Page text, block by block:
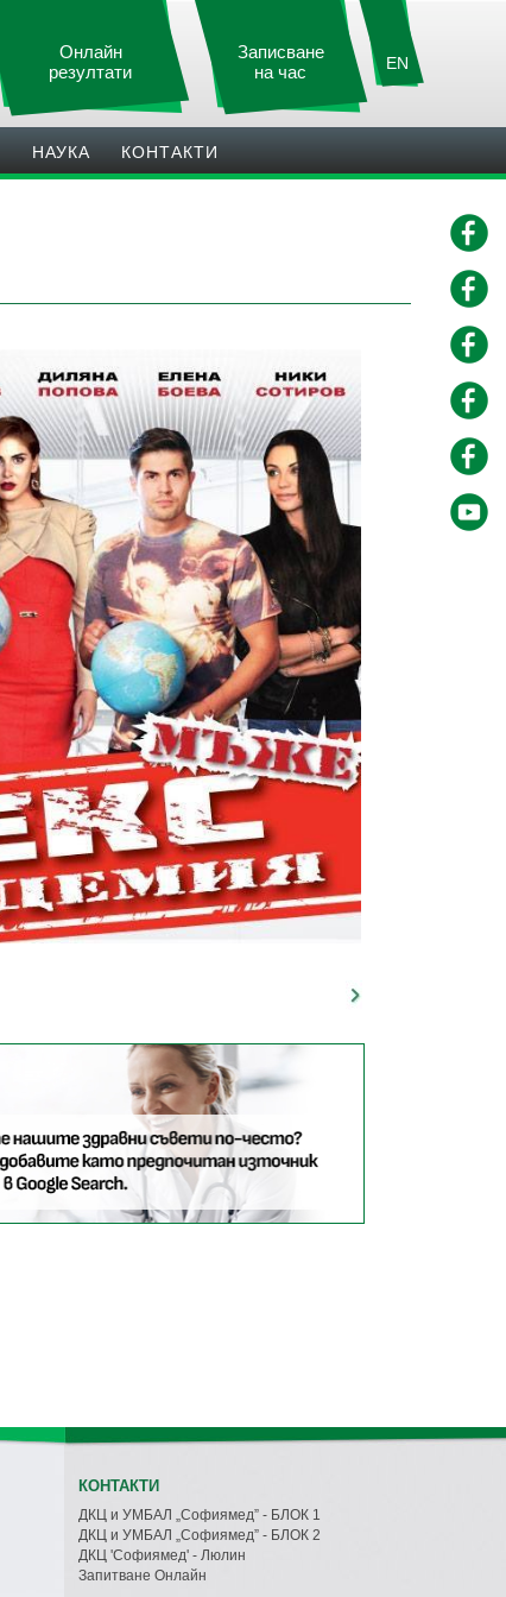
EN
Записване
на час
Онлайн
резултати
НАУКА КОНТАКТИ
КОНТАКТИ
ДКЦ и УМБАЛ „Софиямед” - БЛОК 1
ДКЦ и УМБАЛ „Софиямед” - БЛОК 2
ДКЦ 'Софиямед' - Люлин
Запитване Онлайн